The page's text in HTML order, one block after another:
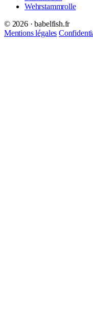
Wehrstammrolle
© 2026 · babelfish.fr
Mentions légales